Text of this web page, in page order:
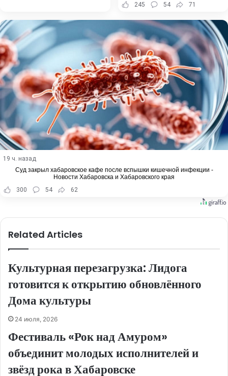
245
54 71
19 ч. назад
Суд закрыл хабаровское кафе после вспышки кишечной инфекции -
Новости Хабаровска и Хабаровского края
300
54 62
Related Articles
Культурная перезагрузка: Лидога
готовится к открытию обновлённого
Дома культуры
24 июля, 2026
Фестиваль «Рок над Амуром»
объединит молодых исполнителей и
звёзд рока в Хабаровске